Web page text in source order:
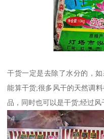
干货一定是去除了水分的，
能算干货;很多风干的天然调
品，同时也可以是干货;经过风